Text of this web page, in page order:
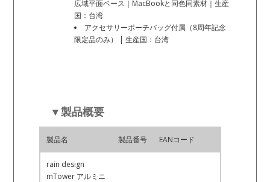
広域平面ベース｜MacBookと同色同素材｜生産
国：台湾
アクセサリーポーチバッグ付属（8周年記念
限定品のみ） | 生産国：台湾
▼製品概要
製品名 製品番号 EANコード
rain design
mTower アルミニ